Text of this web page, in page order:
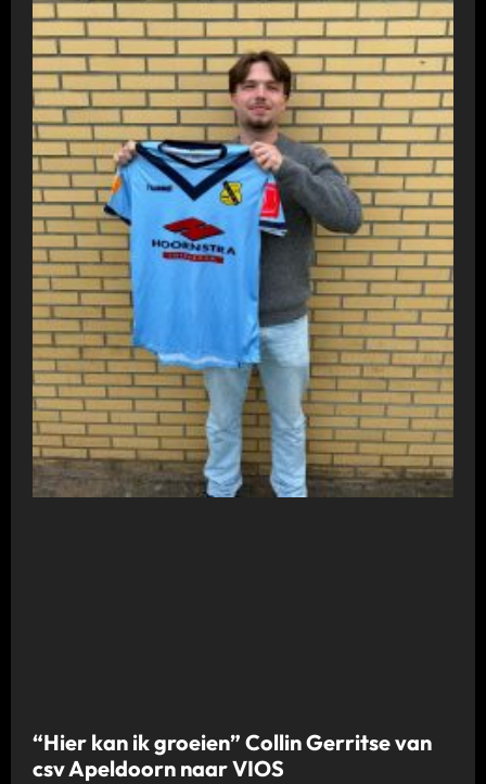
“Hier kan ik groeien” Collin Gerritse van
csv Apeldoorn naar VIOS